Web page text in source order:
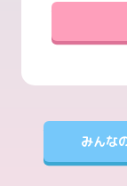
みんな